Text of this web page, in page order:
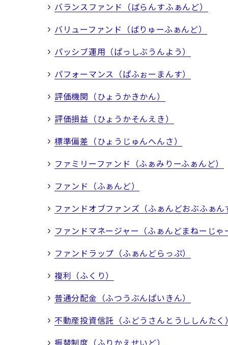
バランスファンド（ばらんすふぁんど）
バリューファンド（ばりゅーふぁんど）
パッシブ運用（ぱっしぶうんよう）
パフォーマンス（ぱふぉーまんす）
評価機関（ひょうかきかん）
評価損益（ひょうかそんえき）
標準偏差（ひょうじゅんへんさ）
ファミリーファンド（ふぁみりーふぁんど）
ファンド（ふぁんど）
ファンドオブファンズ（ふぁんどおぶふぁん
ファンドマネージャー（ふぁんどまねーじゃ
ファンドラップ（ふぁんどらっぷ）
複利（ふくり）
普通分配金（ふつうぶんぱいきん）
不動産投資信託（ふどうさんとうししんたく
振替制度（ふりかえせいど）